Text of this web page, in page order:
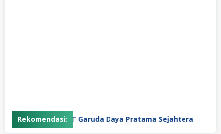
Rekomendasi:PT Garuda Daya Pratama Sejahtera